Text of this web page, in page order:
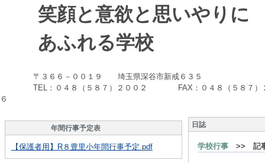
笑顔と意欲と思いやりに
あふれる学校
〒３６６－００１９ 埼玉県深谷市新戒６３５
TEL：０４８（５８７）２００２ FAX：０４８（５８７）
６
年間行事予定表
【保護者用】R８豊里小年間行事予定.pdf
日誌
学校行事 >> 記